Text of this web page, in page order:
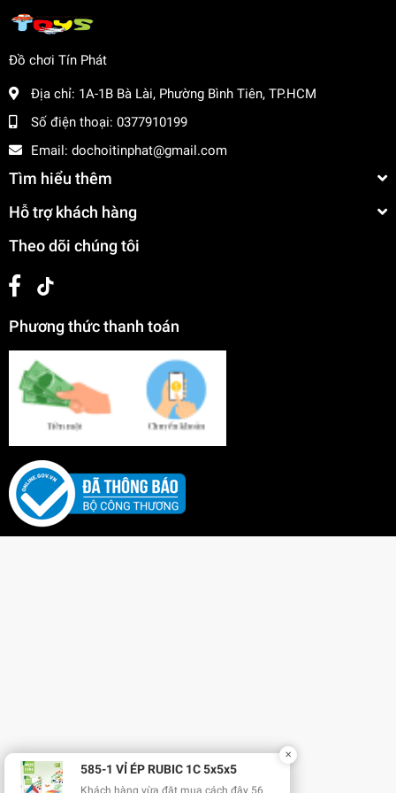
Đồ chơi Tín Phát
Địa chỉ: 1A-1B Bà Lài, Phường Bình Tiên, TP.HCM
Số điện thoại: 0377910199
Email: dochoitinphat@gmail.com
Tìm hiểu thêm
Hỗ trợ khách hàng
Theo dõi chúng tôi
Phương thức thanh toán
585-1 VỈ ÉP RUBIC 1C 5x5x5
Khách hàng vừa đặt mua cách đây 56
✕